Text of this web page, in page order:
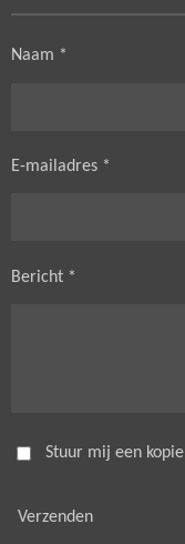
Naam *
E-mailadres *
Bericht *
Stuur mij een kopie
Verzenden